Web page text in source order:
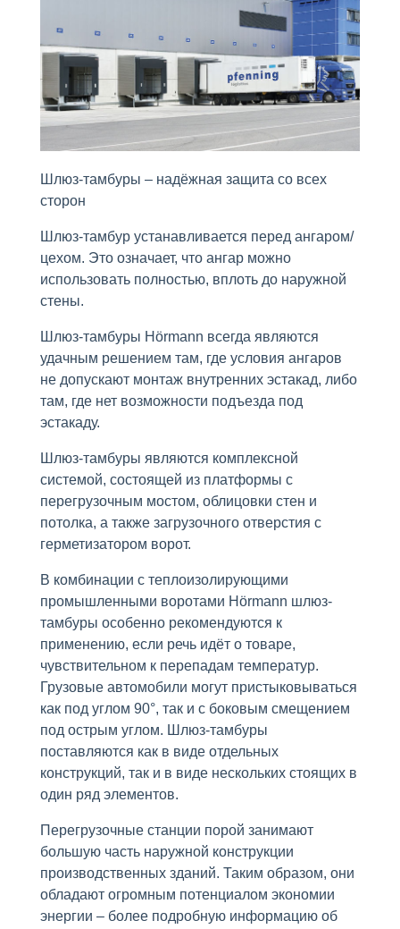
Шлюз-тамбуры – надёжная защита со всех
сторон
Шлюз-тамбур устанавливается перед ангаром/
цехом. Это означает, что ангар можно
использовать полностью, вплоть до наружной
стены.
Шлюз-тамбуры Hörmann всегда являются
удачным решением там, где условия ангаров
не допускают монтаж внутренних эстакад, либо
там, где нет возможности подъезда под
эстакаду.
Шлюз-тамбуры являются комплексной
системой, состоящей из платформы с
перегрузочным мостом, облицовки стен и
потолка, а также загрузочного отверстия с
герметизатором ворот.
В комбинации с теплоизолирующими
промышленными воротами Hörmann шлюз-
тамбуры особенно рекомендуются к
применению, если речь идёт о товаре,
чувствительном к перепадам температур.
Грузовые автомобили могут пристыковываться
как под углом 90°, так и с боковым смещением
под острым углом. Шлюз-тамбуры
поставляются как в виде отдельных
конструкций, так и в виде нескольких стоящих в
один ряд элементов.
Перегрузочные станции порой занимают
большую часть наружной конструкции
производственных зданий. Таким образом, они
обладают огромным потенциалом экономии
энергии – более подробную информацию об